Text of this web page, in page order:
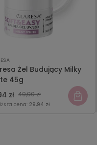
Żel Budujący Milky
45g
zł 49,90 zł
cena: 29,94 zł